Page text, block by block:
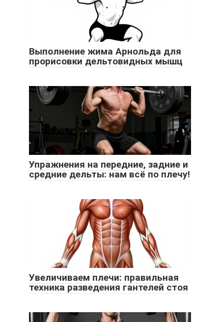
Выполнение жима Арнольда для
прорисовки дельтовидных мышц
Упражнения на передние, задние и
средние дельты: нам всё по плечу!
Увеличиваем плечи: правильная
техника разведения гантелей стоя